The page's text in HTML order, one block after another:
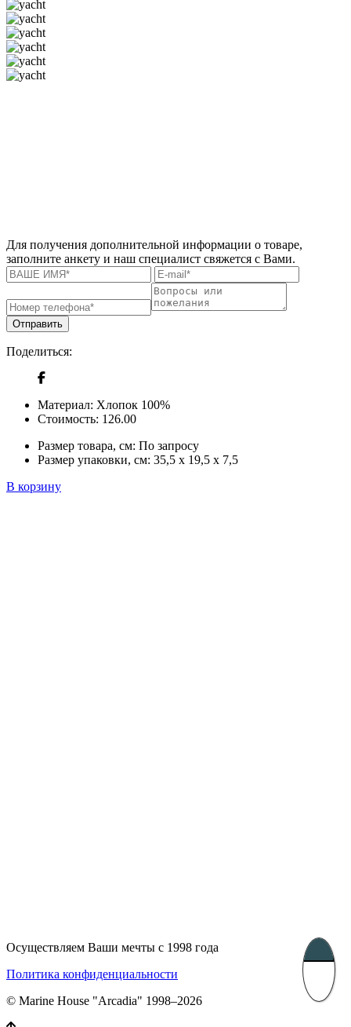
Для получения дополнительной информации о товаре,
заполните анкету и наш специалист свяжется с Вами.
Отправить
Поделиться:
Материал: Хлопок 100%
Стоимость: 126.00
Размер товара, см: По запросу
Размер упаковки, см: 35,5 x 19,5 x 7,5
В корзину
Осуществляем Ваши мечты с 1998 года
Политика конфиденциальности
© Marine House "Arcadia" 1998–2026